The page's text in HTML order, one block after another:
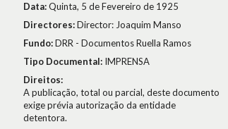
Data:Quinta, 5 de Fevereiro de 1925
Directores:Director: Joaquim Manso
Fundo:DRR - Documentos Ruella Ramos
Tipo Documental: IMPRENSA
Direitos:
A publicação, total ou parcial, deste documento
exige prévia autorização da entidade
detentora.